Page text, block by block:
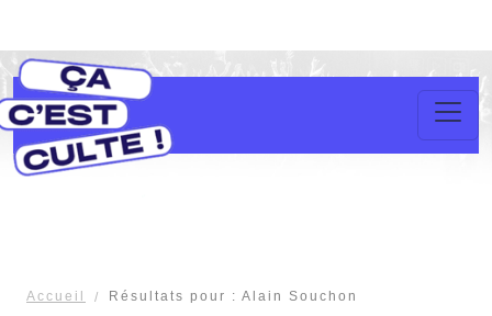
Accueil Résultats pour : Alain Souchon